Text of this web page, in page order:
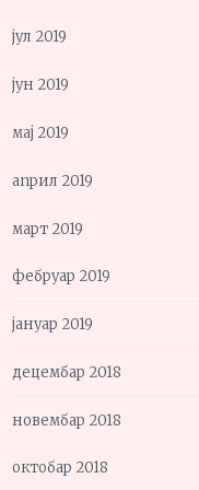
јул 2019
јун 2019
мај 2019
април 2019
март 2019
фебруар 2019
јануар 2019
децембар 2018
новембар 2018
октобар 2018